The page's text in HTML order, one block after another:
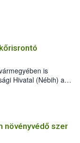
is
Hivatal (Nébih) a
jelenlétét. A
de már fertőzött
a szlovák
érdekében.
növényvédő szer